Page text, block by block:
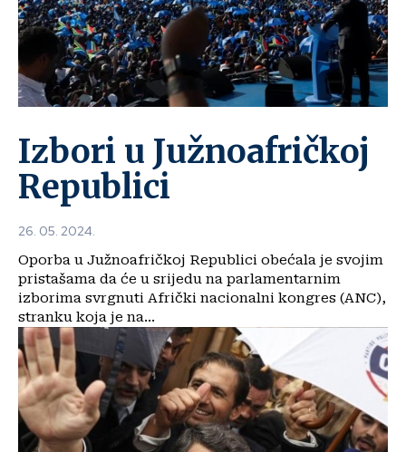
Izbori u Južnoafričkoj
Republici
26. 05. 2024.
Oporba u Južnoafričkoj Republici obećala je svojim
pristašama da će u srijedu na parlamentarnim
izborima svrgnuti Afrički nacionalni kongres (ANC),
stranku koja je na...